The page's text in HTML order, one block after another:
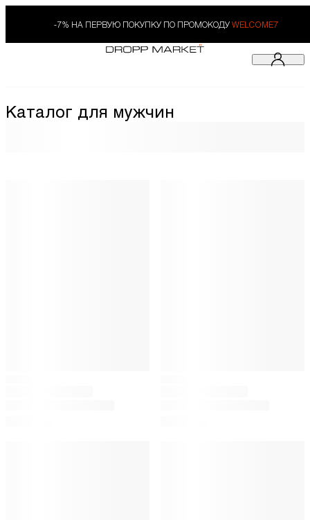
-7% НА ПЕРВУЮ ПОКУПКУ ПО ПРОМОКОДУ WELCOME7
Каталог для мужчин